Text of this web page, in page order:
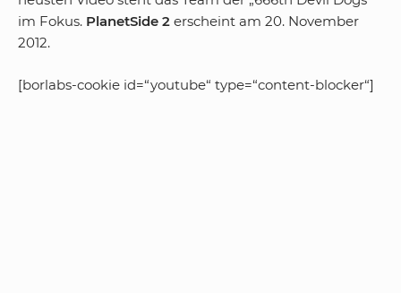
im Fokus. PlanetSide 2 erscheint am 20. November
2012.
[borlabs-cookie id=“youtube“ type=“content-blocker“]